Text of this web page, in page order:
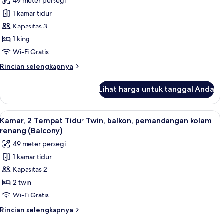
kebun
(Balcony)
Kamar,
Tempat
Tidur
King,
pemandangan
1 kamar tidur
Kapasitas 3
1 king
Wi-Fi Gratis
Rincian selengkapnya
Rincian
Kamar,
Tempat
Tidur
balkon,
pemandangan
kebun
(Balcony)
Lihat harga untuk tanggal Anda
Lihat
semua
foto
untuk
Kamar,
2
Tempat
Tidur
Twin,
balkon,
Seprai premium, selimut bulu
10
Kamar, 2 Tempat Tidur Twin, balkon, pemandangan kolam
renang (Balcony)
49 meter persegi
1 kamar tidur
Kapasitas 2
2 twin
Wi-Fi Gratis
Rincian selengkapnya
Rincian